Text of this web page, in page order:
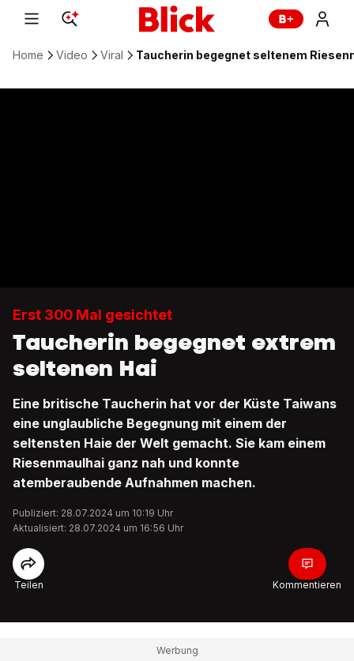
Home Video Viral Taucherin begegnet seltenem
Erst 300 Mal gesichtet
Taucherin begegnet extrem
seltenen Hai
Eine britische Taucherin hat vor der Küste Taiwans
eine unglaubliche Begegnung mit einem der
seltensten Haie der Welt gemacht. Sie kam einem
Riesenmaulhai ganz nah und konnte
atemberaubende Aufnahmen machen.
Publiziert: 28.07.2024 um 10:19 Uhr
Aktualisiert: 28.07.2024 um 16:56 Uhr
Teilen Kommentieren